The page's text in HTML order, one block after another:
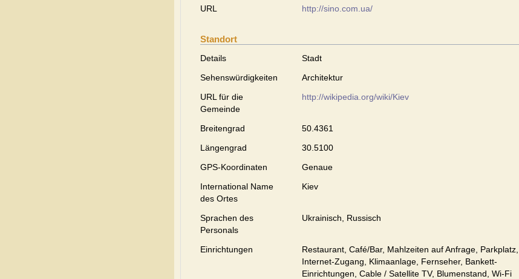
URL
http://sino.com.ua/
Standort
Details
Stadt
Sehenswürdigkeiten
Architektur
URL für die
Gemeinde
http://wikipedia.org/wiki/Kiev
Breitengrad
50.4361
Längengrad
30.5100
GPS-Koordinaten
Genaue
International Name
des Ortes
Kiev
Sprachen des
Personals
Ukrainisch, Russisch
Einrichtungen
Restaurant, Café/Bar, Mahlzeiten auf Anfrage, Parkplatz,
Internet-Zugang, Klimaanlage, Fernseher, Bankett-
Einrichtungen, Cable / Satellite TV, Blumenstand, Wi-Fi